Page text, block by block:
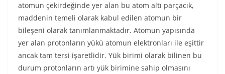
atomun çekirdeğinde yer alan bu atom altı parçacık,
maddenin temeli olarak kabul edilen atomun bir
bileşeni olarak tanımlanmaktadır. Atomun yapısında
yer alan protonların yükü atomun elektronları ile eşittir
ancak tam tersi işaretlidir. Yük birimi olarak bilinen bu
durum protonların artı yük birimine sahip olmasını